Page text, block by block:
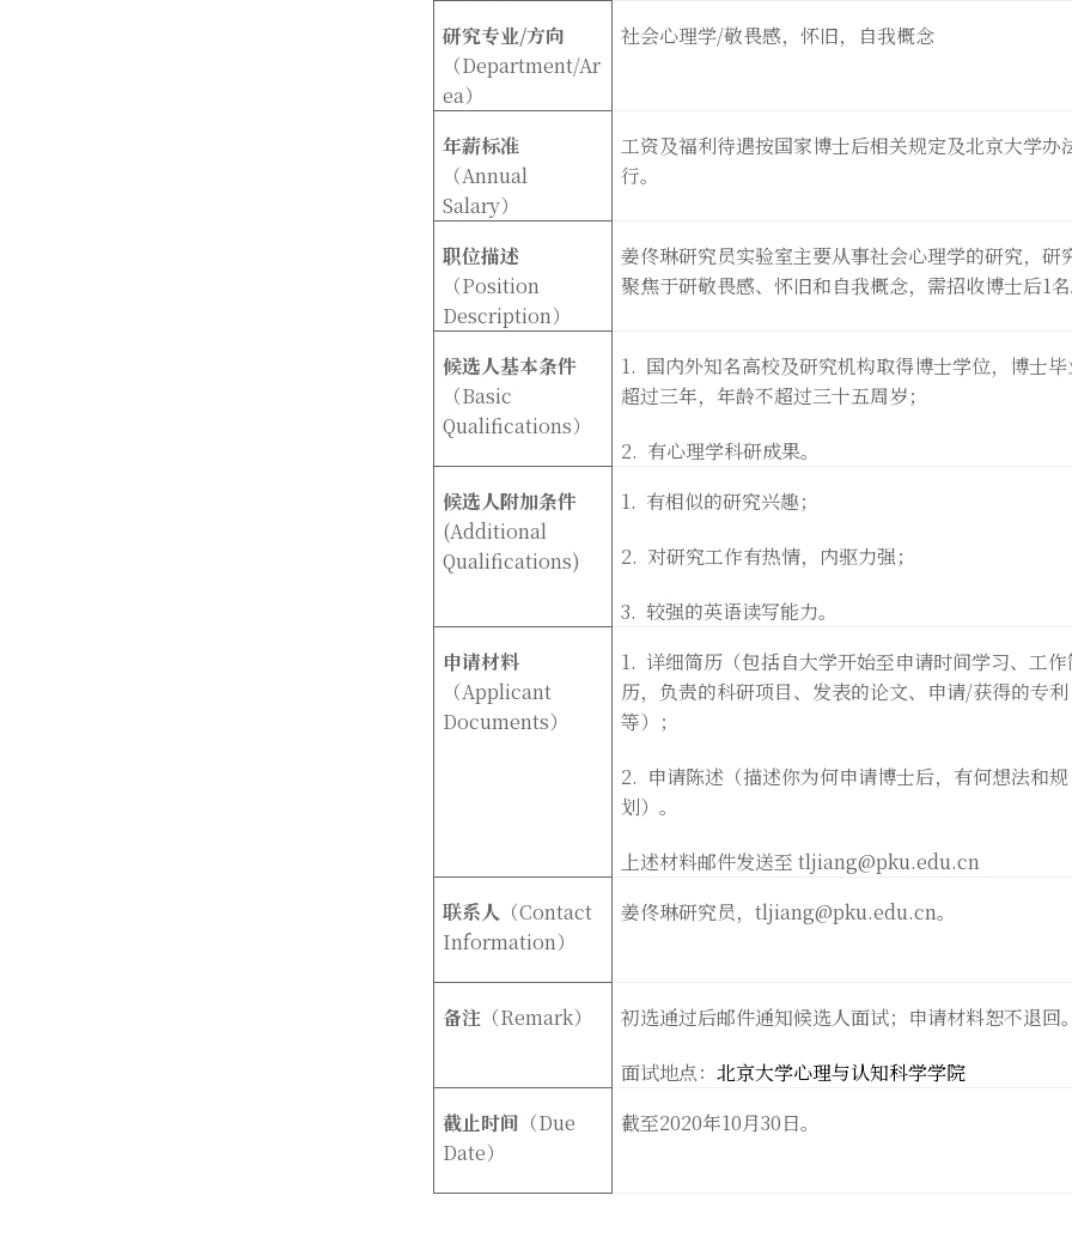
研究专业/方向
（Department/Ar
ea）
社会心理学/敬畏感，怀旧，自我概念
年薪标准
（Annual
Salary）
工资及福利待遇按国家博士后相关规定及北京大学办
行。
职位描述
（Position
Description）
姜佟琳研究员实验室主要从事社会心理学的研究，研
聚焦于研敬畏感、怀旧和自我概念，需招收博士后1
候选人基本条件
（Basic
Qualifications）
1. 国内外知名高校及研究机构取得博士学位，博士
超过三年，年龄不超过三十五周岁；
2. 有心理学科研成果。
候选人附加条件
(Additional
Qualifications)
1. 有相似的研究兴趣；
2. 对研究工作有热情，内驱力强；
3. 较强的英语读写能力。
申请材料
（Applicant
Documents）
1. 详细简历（包括自大学开始至申请时间学习、工
历，负责的科研项目、发表的论文、申请/获得的专利
等）；
2. 申请陈述（描述你为何申请博士后，有何想法和规
划）。
上述材料邮件发送至 tljiang@pku.edu.cn
联系人 （Contact
Information）
姜佟琳研究员，tljiang@pku.edu.cn。
备注 （Remark）
初选通过后邮件通知候选人面试；申请材料恕不退回
面试地点：北京大学心理与认知科学学院
截止时间 （Due
Date）
截至2020年10月30日。